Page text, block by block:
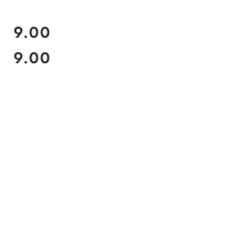
Cena:
9.00
Cena:
9.00